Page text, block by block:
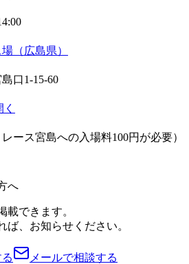
（広島県）
口1-15-60
ース宮島への入場料100円が必要）
へ
載できます。
ば、お知らせください。
メールで相談する